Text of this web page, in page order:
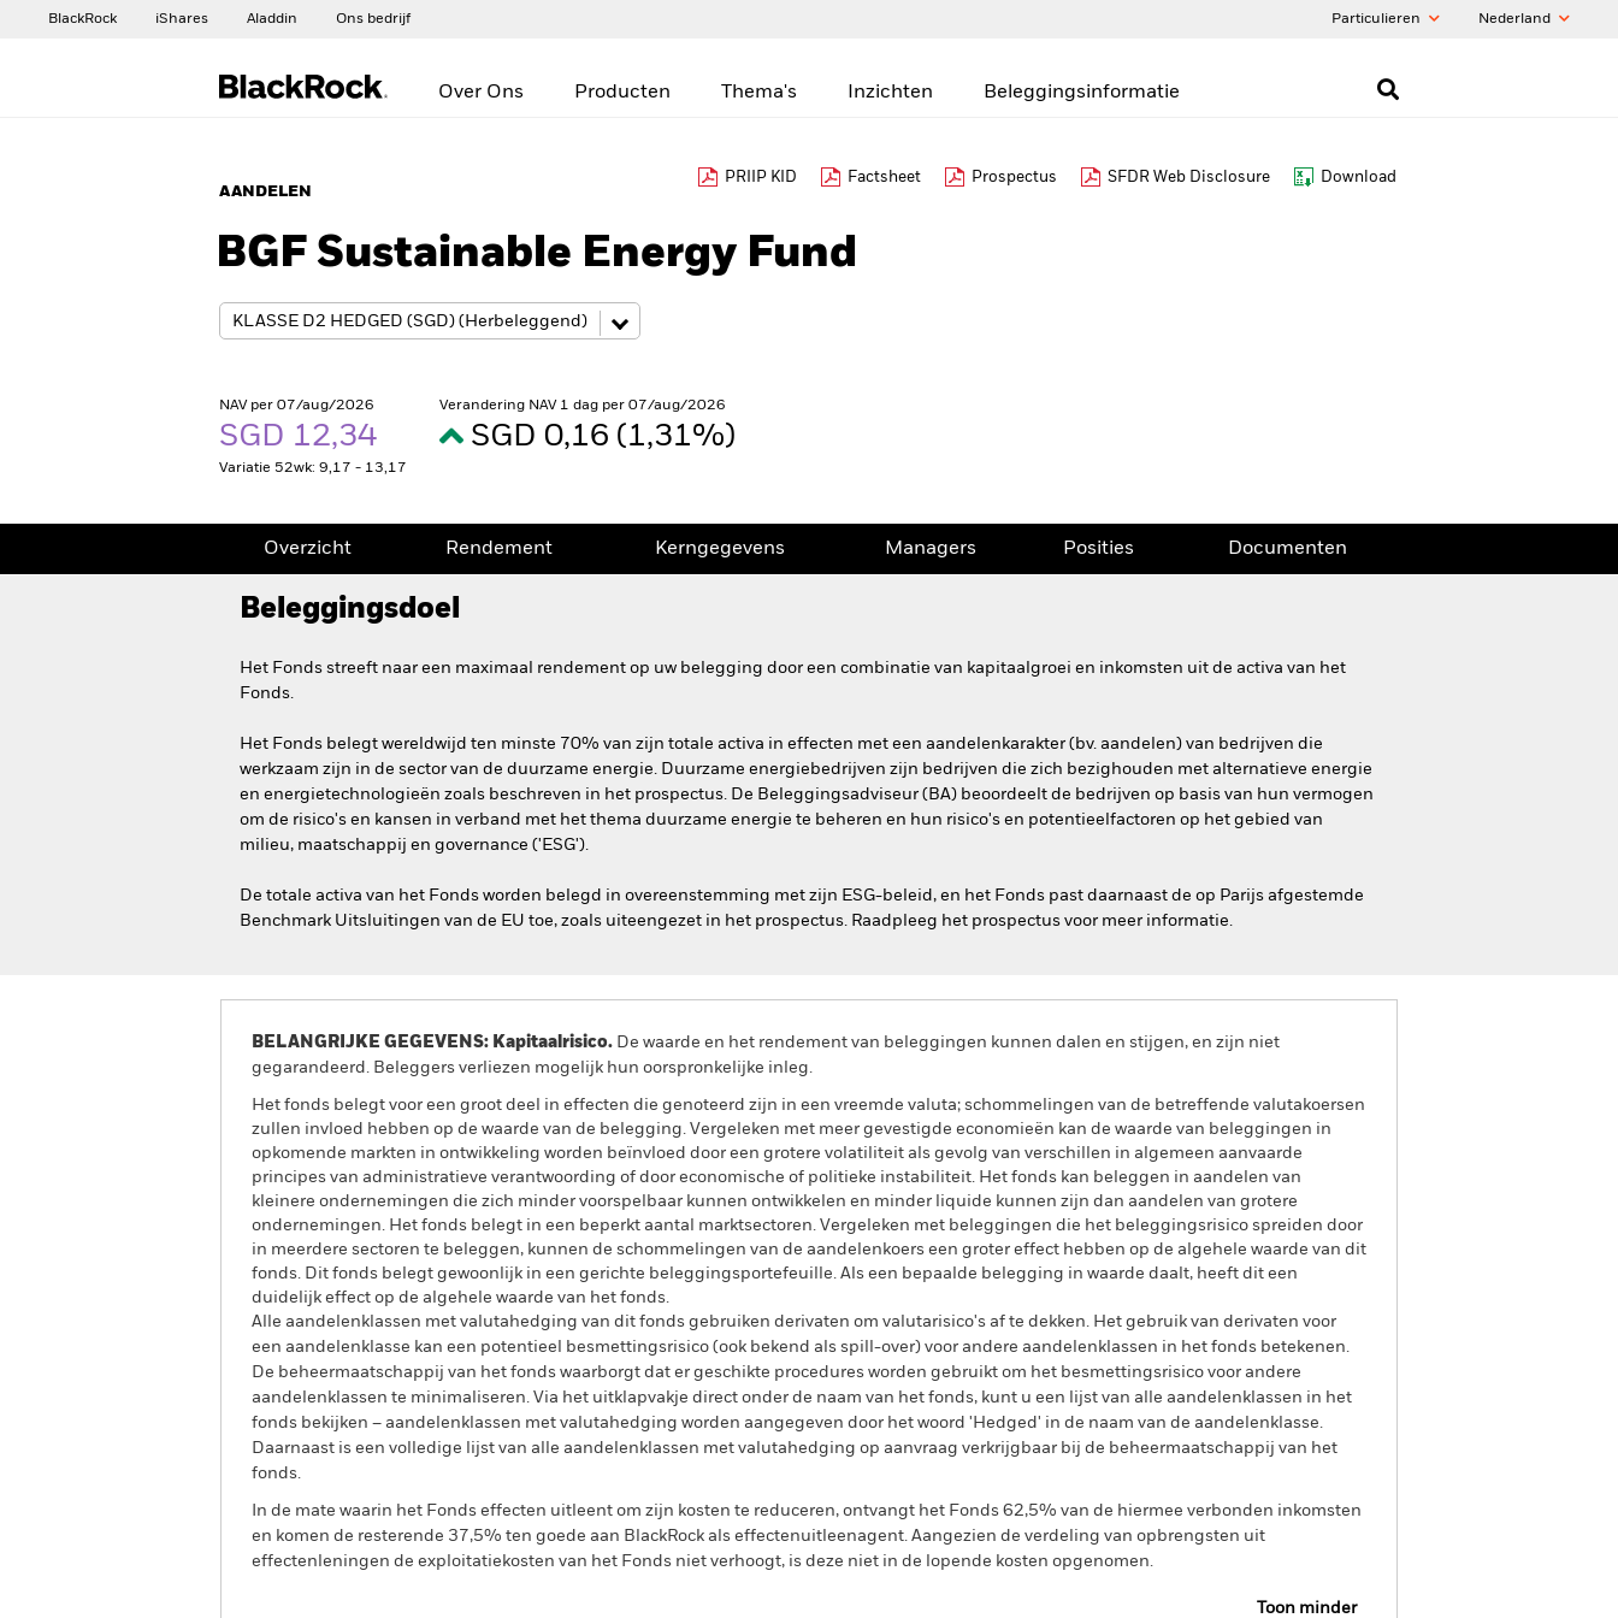
BlackRock iShares Aladdin Ons bedrijf Particulieren Nederland
Over Ons Producten Thema's Inzichten Beleggingsinformatie
AANDELEN
PRIIP KID Factsheet Prospectus SFDR Web Disclosure Download
BGF Sustainable Energy Fund
NAV per 07/aug/2026
SGD 12,34
Variatie 52wk: 9,17 - 13,17
Verandering NAV 1 dag per 07/aug/2026
SGD 0,16 (1,31%)
Overzicht Rendement Kerngegevens Managers Posities Documenten
Beleggingsdoel
Het Fonds streeft naar een maximaal rendement op uw belegging door een combinatie van kapitaalgroei en inkomsten uit de activa van het
Fonds.
Het Fonds belegt wereldwijd ten minste 70% van zijn totale activa in effecten met een aandelenkarakter (bv. aandelen) van bedrijven die
werkzaam zijn in de sector van de duurzame energie. Duurzame energiebedrijven zijn bedrijven die zich bezighouden met alternatieve energie
en energietechnologieën zoals beschreven in het prospectus. De Beleggingsadviseur (BA) beoordeelt de bedrijven op basis van hun vermogen
om de risico's en kansen in verband met het thema duurzame energie te beheren en hun risico's en potentieelfactoren op het gebied van
milieu, maatschappij en governance ('ESG').
De totale activa van het Fonds worden belegd in overeenstemming met zijn ESG-beleid, en het Fonds past daarnaast de op Parijs afgestemde
Benchmark Uitsluitingen van de EU toe, zoals uiteengezet in het prospectus. Raadpleeg het prospectus voor meer informatie.
BELANGRIJKE GEGEVENS: Kapitaalrisico. De waarde en het rendement van beleggingen kunnen dalen en stijgen, en zijn niet
gegarandeerd. Beleggers verliezen mogelijk hun oorspronkelijke inleg.
Het fonds belegt voor een groot deel in effecten die genoteerd zijn in een vreemde valuta; schommelingen van de betreffende valutakoersen
zullen invloed hebben op de waarde van de belegging. Vergeleken met meer gevestigde economieën kan de waarde van beleggingen in
opkomende markten in ontwikkeling worden beïnvloed door een grotere volatiliteit als gevolg van verschillen in algemeen aanvaarde
principes van administratieve verantwoording of door economische of politieke instabiliteit. Het fonds kan beleggen in aandelen van
kleinere ondernemingen die zich minder voorspelbaar kunnen ontwikkelen en minder liquide kunnen zijn dan aandelen van grotere
ondernemingen. Het fonds belegt in een beperkt aantal marktsectoren. Vergeleken met beleggingen die het beleggingsrisico spreiden door
in meerdere sectoren te beleggen, kunnen de schommelingen van de aandelenkoers een groter effect hebben op de algehele waarde van dit
fonds. Dit fonds belegt gewoonlijk in een gerichte beleggingsportefeuille. Als een bepaalde belegging in waarde daalt, heeft dit een
duidelijk effect op de algehele waarde van het fonds.
Alle aandelenklassen met valutahedging van dit fonds gebruiken derivaten om valutarisico's af te dekken. Het gebruik van derivaten voor
een aandelenklasse kan een potentieel besmettingsrisico (ook bekend als spill-over) voor andere aandelenklassen in het fonds betekenen.
De beheermaatschappij van het fonds waarborgt dat er geschikte procedures worden gebruikt om het besmettingsrisico voor andere
aandelenklassen te minimaliseren. Via het uitklapvakje direct onder de naam van het fonds, kunt u een lijst van alle aandelenklassen in het
fonds bekijken – aandelenklassen met valutahedging worden aangegeven door het woord 'Hedged' in de naam van de aandelenklasse.
Daarnaast is een volledige lijst van alle aandelenklassen met valutahedging op aanvraag verkrijgbaar bij de beheermaatschappij van het
fonds.
In de mate waarin het Fonds effecten uitleent om zijn kosten te reduceren, ontvangt het Fonds 62,5% van de hiermee verbonden inkomsten
en komen de resterende 37,5% ten goede aan BlackRock als effectenuitleenagent. Aangezien de verdeling van opbrengsten uit
effectenleningen de exploitatiekosten van het Fonds niet verhoogt, is deze niet in de lopende kosten opgenomen.
Toon minder